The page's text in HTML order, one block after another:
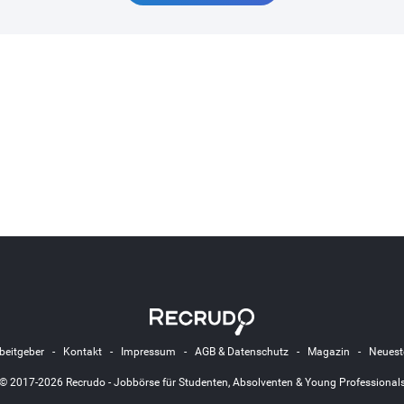
- Kontakt- Impressum - AGB & Datenschutz- Magazin -
© 2017-2026 Recrudo - Jobbörse für Studenten, Absolventen & Young